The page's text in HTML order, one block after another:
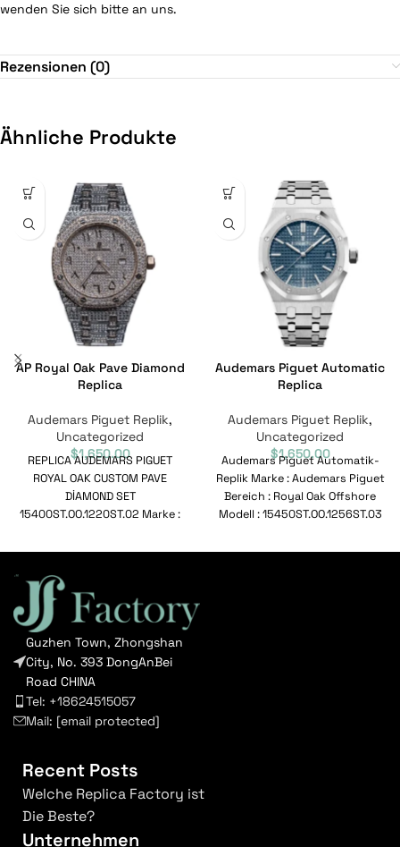
wenden Sie sich bitte an uns.
Rezensionen (0)
Ähnliche Produkte
AP Royal Oak Pave Diamond
Replica
Audemars Piguet Replik,
Uncategorized
$1,650.00
REPLICA AUDEMARS PIGUET
ROYAL OAK CUSTOM PAVE
DİAMOND SET
15400ST.OO.1220ST.02 Marke :
Königliche Eiche Modell :
Audemars Piguet Automatic
Replica
Audemars Piguet Replik,
Uncategorized
$1,650.00
Audemars Piguet Automatik-
Replik Marke : Audemars Piguet
Bereich : Royal Oak Offshore
Modell : 15450ST.OO.1256ST.03
15450ST.OO.1256ST.03
Guzhen Town, Zhongshan
City, No. 393 DongAnBei
Road CHINA
Tel: +18624515057
Mail: [email protected]
Recent Posts
Welche Replica Factory ist
Die Beste?
Unternehmen